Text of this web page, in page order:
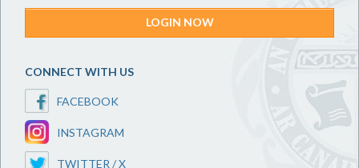
LOGIN NOW
CONNECT WITH US
FACEBOOK
INSTAGRAM
TWITTER / X